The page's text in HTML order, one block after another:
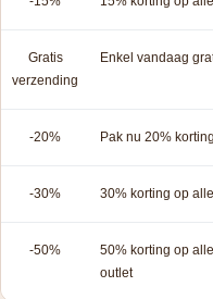
Gratis
verzending
Enkel vandaag
-20% Pak nu 20%
-30% 30% korting op
-50%
50% korting op
outlet